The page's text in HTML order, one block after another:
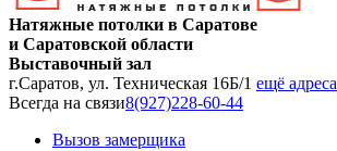
Натяжные потолки в Саратове
и Саратовской области
Выставочный зал
г.Саратов, ул. Техническая 16Б/1 ещё адреса
Всегда на связи8(927)228-60-44
Вызов замерщика